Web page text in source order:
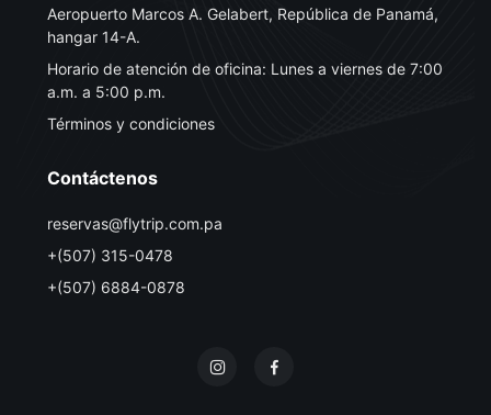
Aeropuerto Marcos A. Gelabert, República de Panamá,
hangar 14-A.
Horario de atención de oficina: Lunes a viernes de 7:00
a.m. a 5:00 p.m.
Términos y condiciones
Contáctenos
reservas@flytrip.com.pa
+(507) 315-0478
+(507) 6884-0878